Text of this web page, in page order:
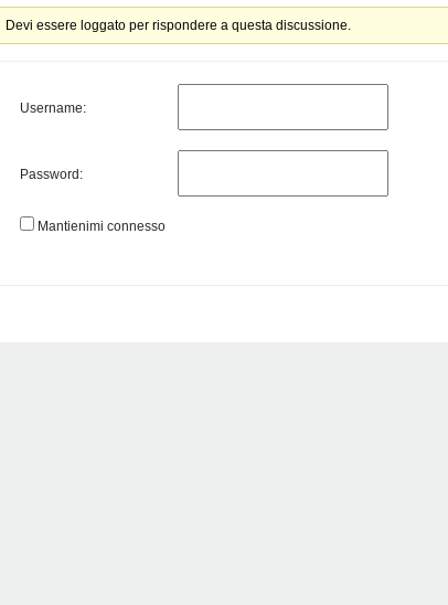
Devi essere loggato per rispondere a questa discussione.
Username:
Password:
Mantienimi connesso